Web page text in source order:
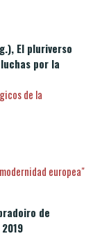
El pluriverso
por la
de la
europea"
de